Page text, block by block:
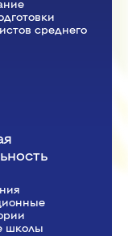
среднего
школы